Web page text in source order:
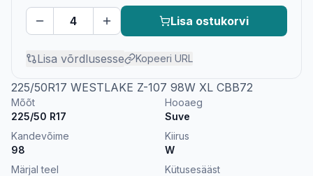
Lisa ostukorvi
Lisa võrdlusesse Kopeeri URL
225/50R17 WESTLAKE Z-107 98W XL CBB72
Mõõt
225/50 R17
Hooaeg
Suve
Kandevõime
98
Kiirus
W
Märjal teel
Kütusesääst